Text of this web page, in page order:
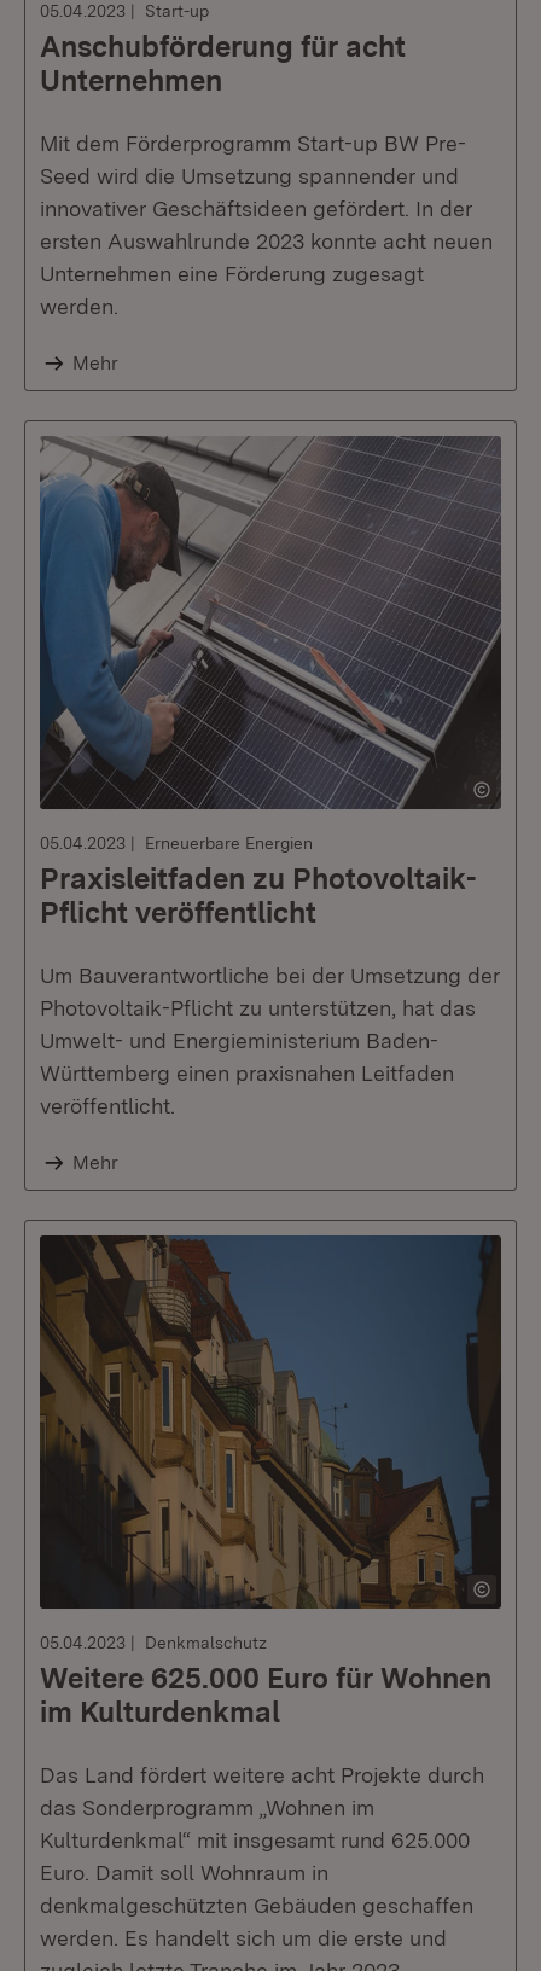
05.04.2023 Start-up
Anschubförderung für acht
Unternehmen
Mit dem Förderprogramm Start-up BW Pre-
Seed wird die Umsetzung spannender und
innovativer Geschäftsideen gefördert. In der
ersten Auswahlrunde 2023 konnte acht neuen
Unternehmen eine Förderung zugesagt
werden.
Mehr
05.04.2023 Erneuerbare Energien
Praxisleitfaden zu Photovoltaik-
Pflicht veröffentlicht
Um Bauverantwortliche bei der Umsetzung der
Photovoltaik-Pflicht zu unterstützen, hat das
Umwelt- und Energieministerium Baden-
Württemberg einen praxisnahen Leitfaden
veröffentlicht.
Mehr
05.04.2023 Denkmalschutz
Weitere 625.000 Euro für Wohnen
im Kulturdenkmal
Das Land fördert weitere acht Projekte durch
das Sonderprogramm „Wohnen im
Kulturdenkmal“ mit insgesamt rund 625.000
Euro. Damit soll Wohnraum in
denkmalgeschützten Gebäuden geschaffen
werden. Es handelt sich um die erste und